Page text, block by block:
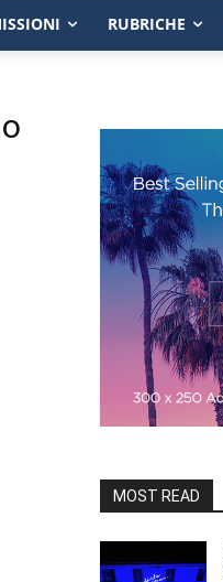
RUBRICHE
MOST READ